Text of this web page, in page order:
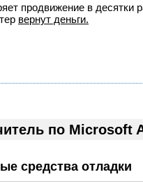
продвижение в десятки
вернут деньги.
по Microsoft
средства отладки